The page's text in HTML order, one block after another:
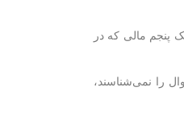
پنجم مالی که در
را نمی‌شناسند،